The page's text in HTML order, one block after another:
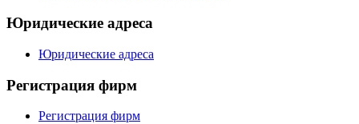
Юридические адреса
Юридические адреса
Регистрация фирм
Регистрация фирм